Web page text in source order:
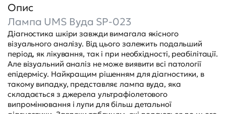
Опис
Лампа UMS Вуда SP-023
Діагностика шкіри завжди вимагала якісного
візуального аналізу. Від цього залежить подальший
період, як лікування, так і при необхідності, реабілітації.
Але візуальний аналіз не може виявити всі патології
епідермісу. Найкращим рішенням для діагностики, в
такому випадку, представляє лампа вуда, яка
складається з джерела ультрафіолетового
випромінювання і лупи для більш детальної